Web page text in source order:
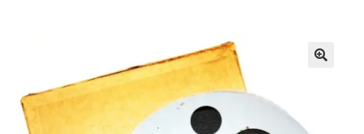
Förbättringar
Önskelista